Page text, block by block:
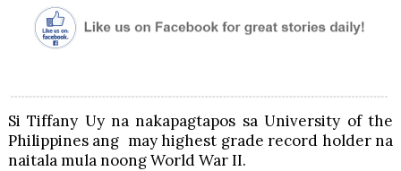
Si Tiffany Uy na nakapagtapos sa University of the
Philippines ang may highest grade record holder na
naitala mula noong World War II.